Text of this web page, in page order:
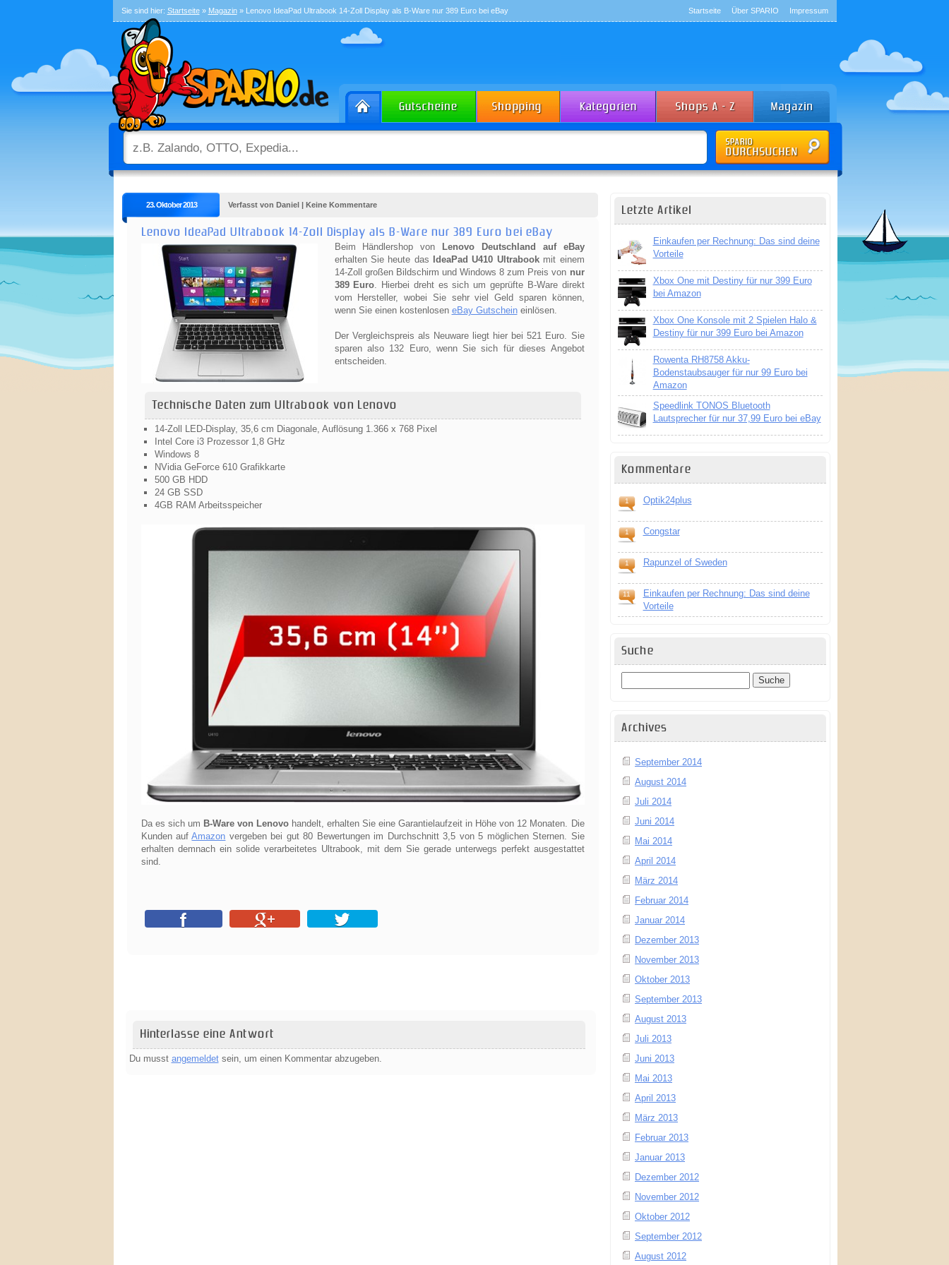
Sie sind hier: Startseite» Magazin» Lenovo IdeaPad Ultrabook 14-Zoll Display als B-Ware nur 389 Euro bei eBay Startseite Über SPARIO Impressum
23. Oktober 2013 Verfasst von Daniel | Keine Kommentare
Lenovo IdeaPad Ultrabook 14-Zoll Display als B-Ware nur 389 Euro bei eBay
Beim Händlershop von
Lenovo Deutschland auf eBay
erhalten Sie heute das
IdeaPad U410 Ultrabookmit einem
14-Zoll großen Bildschirm und Windows 8 zum Preis von nur
389 Euro. Hierbei dreht es sich um geprüfte B-Ware direkt
vom Hersteller, wobei Sie sehr viel Geld sparen können,
wenn Sie einen kostenlosen eBay Gutscheineinlösen.
Der Vergleichspreis als Neuware liegt hier bei 521 Euro. Sie
sparen also 132 Euro, wenn Sie sich für dieses Angebot
entscheiden.
Technische Daten zum Ultrabook von Lenovo
14-Zoll LED-Display, 35,6 cm Diagonale, Auflösung 1.366 x 768 Pixel
Intel Core i3 Prozessor 1,8 GHz
Windows 8
NVidia GeForce 610 Grafikkarte
500 GB HDD
24 GB SSD
4GB RAM Arbeitsspeicher
Da es sich um B-Ware von Lenovohandelt, erhalten Sie eine Garantielaufzeit in Höhe von 12 Monaten. Die
Kunden aufAmazon vergeben bei gut 80 Bewertungen im Durchschnitt 3,5 von 5 möglichen Sternen. Sie
erhalten demnach ein solide verarbeitetes Ultrabook, mit dem Sie gerade unterwegs perfekt ausgestattet
sind.
Hinterlasse eine Antwort
Du musst angemeldetsein, um einen Kommentar abzugeben.
Letzte Artikel
Einkaufen per Rechnung: Das sind deine
Vorteile
Xbox One mit Destiny für nur 399 Euro
bei Amazon
Xbox One Konsole mit 2 Spielen Halo &
Destiny für nur 399 Euro bei Amazon
Rowenta RH8758 Akku-
Bodenstaubsauger für nur 99 Euro bei
Amazon
Speedlink TONOS Bluetooth
Lautsprecher für nur 37,99 Euro bei eBay
Kommentare
1 Optik24plus
1 Congstar
1 Rapunzel of Sweden
11
Einkaufen per Rechnung: Das sind deine
Vorteile
Suche
Archives
September 2014
August 2014
Juli 2014
Juni 2014
Mai 2014
April 2014
März 2014
Februar 2014
Januar 2014
Dezember 2013
November 2013
Oktober 2013
September 2013
August 2013
Juli 2013
Juni 2013
Mai 2013
April 2013
März 2013
Februar 2013
Januar 2013
Dezember 2012
November 2012
Oktober 2012
September 2012
August 2012